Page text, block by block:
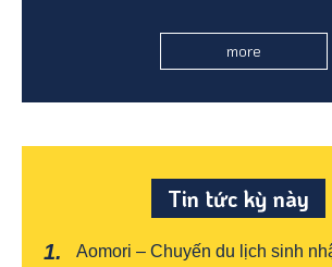
more
Tin tức kỳ này
Aomori – Chuyến du lịch sinh